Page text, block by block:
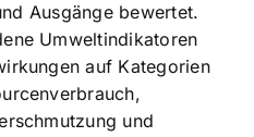
Ausgänge bewertet.
Umweltindikatoren
auf Kategorien
und